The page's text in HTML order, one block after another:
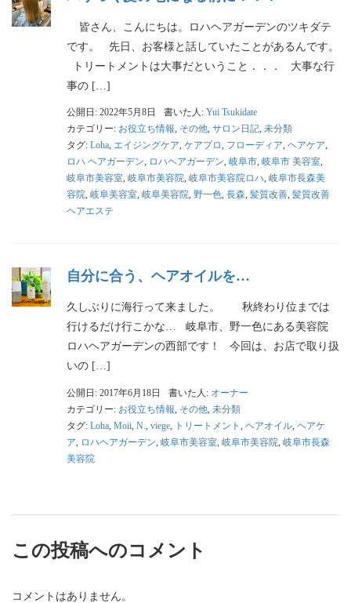
皆さん、こんにちは。ロハヘアガーデンのツキダテ
です。 先日、お客様と話していたことがあるんです。
トリートメントは大事だということ．．． 大事な行
事の […]
公開日: 2022年5月8日 書いた人: Yui Tsukidate
カテゴリー: お役立ち情報, その他, サロン日記, 未分類
タグ: Loha, エイジングケア, ケアプロ, フローディア, ヘアケア,
ロハ ヘアガーデン, ロハヘアガーデン, 岐阜市, 岐阜市 美容室,
岐阜市美容室, 岐阜市美容院, 岐阜市美容院ロハ, 岐阜市長森美
容院, 岐阜美容室, 岐阜美容院, 野一色, 長森, 髪質改善, 髪質改善
ヘアエステ
自分に合う、ヘアオイルを…
久しぶりに海行って来ました。 秋終わり位までは
行けるだけ行こかな… 岐阜市、野一色にある美容院
ロハヘアガーデンの西部です！ 今回は、お店で取り扱
いの […]
公開日: 2017年6月18日 書いた人: オーナー
カテゴリー: お役立ち情報 その他 未分類
タグ: Loha Moii N. viege トリートメント ヘアオイル ヘアケ
ア
ロハヘアガーデン 岐阜市美容室 岐阜市美容院 岐阜市長森
美容院
この投稿へのコメント
コメントはありません。